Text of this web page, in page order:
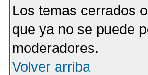
Los temas cerrados
que ya no se puede
moderadores.
Volver arriba